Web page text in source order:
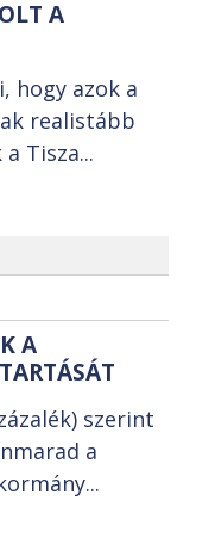
A
hogy azok a
realistább
Tisza...
A
szerint
a